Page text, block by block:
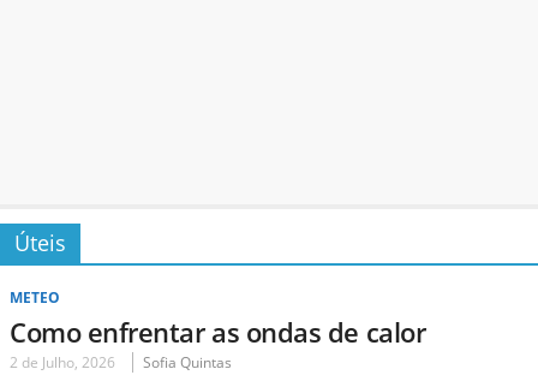
Úteis
METEO
Como enfrentar as ondas de calor
2 de Julho, 2026 Sofia Quintas